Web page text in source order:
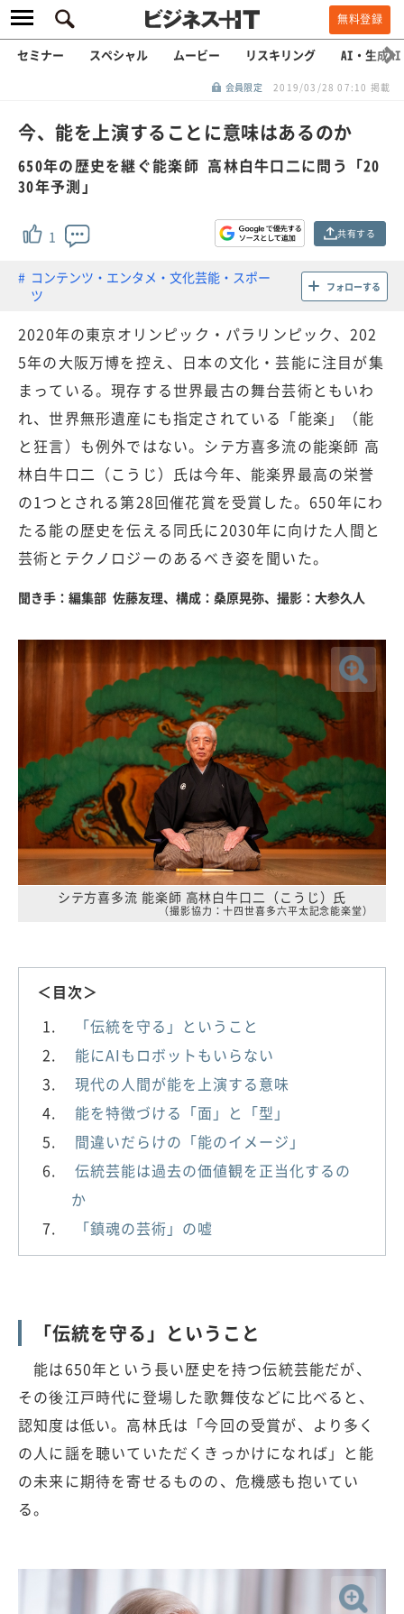
無料登録
セミナー スペシャル ムービー リスキリング AI・生成AI
会員限定 2019/03/28 07:10 掲載
今、能を上演することに意味はあるのか
650年の歴史を継ぐ能楽師 高林白牛口二に問う「20
30年予測」
1 共有する
コンテンツ・エンタメ・文化芸能・スポー
ツ
フォローする
2020年の東京オリンピック・パラリンピック、202
5年の大阪万博を控え、日本の文化・芸能に注目が集
まっている。現存する世界最古の舞台芸術ともいわ
れ、世界無形遺産にも指定されている「能楽」（能
と狂言）も例外ではない。シテ方喜多流の能楽師 高
林白牛口二（こうじ）氏は今年、能楽界最高の栄誉
の1つとされる第28回催花賞を受賞した。650年にわ
たる能の歴史を伝える同氏に2030年に向けた人間と
芸術とテクノロジーのあるべき姿を聞いた。
聞き手：編集部 佐藤友理、構成：桑原晃弥、撮影：大参久人
シテ方喜多流 能楽師 高林白牛口二（こうじ）氏
（撮影協力：十四世喜多六平太記念能楽堂）
＜目次＞
「伝統を守る」ということ
能にAIもロボットもいらない
現代の人間が能を上演する意味
能を特徴づける「面」と「型」
間違いだらけの「能のイメージ」
伝統芸能は過去の価値観を正当化するの
か
「鎮魂の芸術」の嘘
「伝統を守る」ということ
能は650年という長い歴史を持つ伝統芸能だが、
その後江戸時代に登場した歌舞伎などに比べると、
認知度は低い。高林氏は「今回の受賞が、より多く
の人に謡を聴いていただくきっかけになれば」と能
の未来に期待を寄せるものの、危機感も抱いてい
る。